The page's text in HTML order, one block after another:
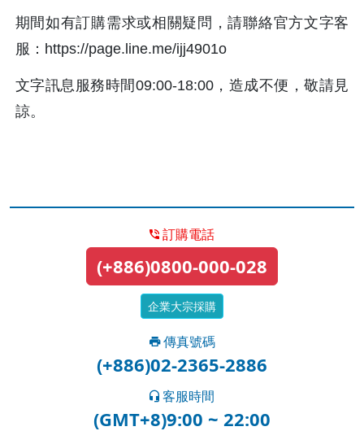
期間如有訂購需求或相關疑問，請聯絡官方文字客
服：https://page.line.me/ijj4901o
文字訊息服務時間09:00-18:00，造成不便，敬請見
諒。
訂購電話
(+886)0800-000-028
企業大宗採購
傳真號碼
(+886)02-2365-2886
客服時間
(GMT+8)9:00 ~ 22:00